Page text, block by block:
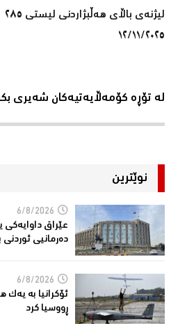
لیژنەی باڵای هەڵبژاردنی لیستی ٢٨٥
١٢/١١/٢٠٢٥
لە تۆڕە کۆمەڵایەتیەکان شەیری
نوێترین
6/8/2026
عێراق داوایەکی
دەرمانیى ئوردنی
6/8/2026
ڕووسیا کرد